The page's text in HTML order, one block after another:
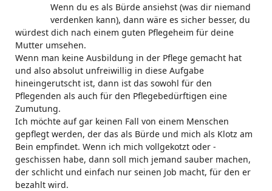
Wenn du es als Bürde ansiehst (was dir niemand
verdenken kann), dann wäre es sicher besser, du
würdest dich nach einem guten Pflegeheim für deine
Mutter umsehen.
Wenn man keine Ausbildung in der Pflege gemacht hat
und also absolut unfreiwillig in diese Aufgabe
hineingerutscht ist, dann ist das sowohl für den
Pflegenden als auch für den Pflegebedürftigen eine
Zumutung.
Ich möchte auf gar keinen Fall von einem Menschen
gepflegt werden, der das als Bürde und mich als Klotz am
Bein empfindet. Wenn ich mich vollgekotzt oder -
geschissen habe, dann soll mich jemand sauber machen,
der schlicht und einfach nur seinen Job macht, für den er
bezahlt wird.